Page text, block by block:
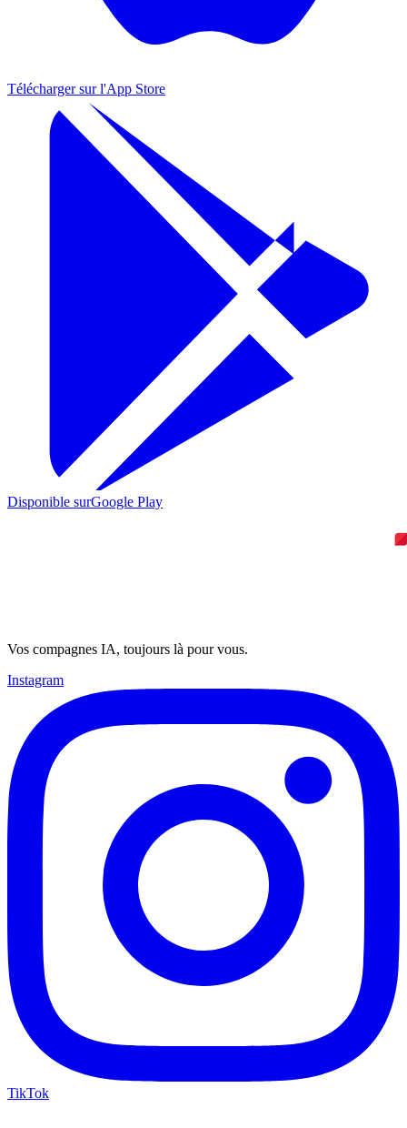
Télécharger sur l'App Store
Disponible surGoogle Play
Vos compagnes IA, toujours là pour vous.
Instagram
TikTok